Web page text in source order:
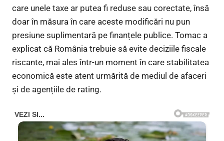
care unele taxe ar putea fi reduse sau corectate, însă
doar în măsura în care aceste modificări nu pun
presiune suplimentară pe finanțele publice. Tomac a
explicat că România trebuie să evite deciziile fiscale
riscante, mai ales într-un moment în care stabilitatea
economică este atent urmărită de mediul de afaceri
și de agențiile de rating.